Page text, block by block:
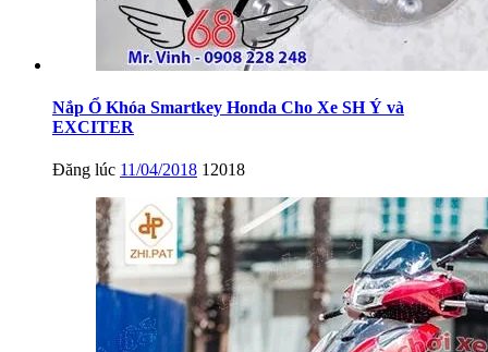
Nắp Ổ Khóa Smartkey Honda Cho Xe SH Ý và
EXCITER
Đăng lúc 11/04/2018 12018